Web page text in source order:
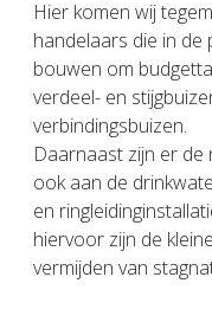
Hier komen wij
handelaars die in de
bouwen om
verdeel- en
verbindingsbuizen.
Daarnaast zijn er de
ook aan de
en
hiervoor zijn de
vermijden van